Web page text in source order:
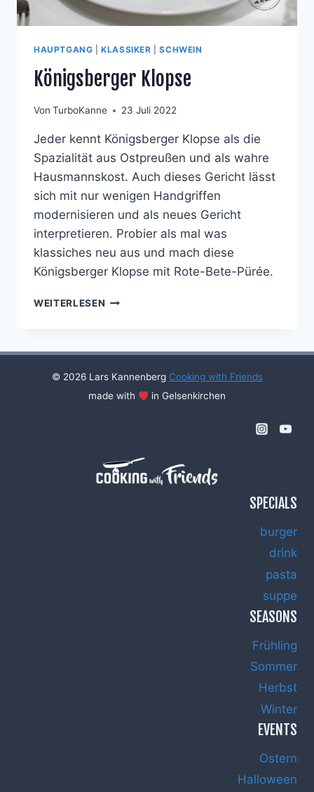
HAUPTGANG |KLASSIKER |SCHWEIN
Königsberger Klopse
Von TurboKanne 23 Juli 2022
Jeder kennt Königsberger Klopse als die
Spazialität aus Ostpreußen und als wahre
Hausmannskost. Auch dieses Gericht lässt
sich mit nur wenigen Handgriffen
modernisieren und als neues Gericht
interpretieren. Probier als mal was
klassiches neu aus und mach diese
Königsberger Klopse mit Rote-Bete-Pürée.
WEITERLESEN KÖNIGSBERGER
© 2026 Lars Kannenberg Cooking with Friends
made with
in Gelsenkirchen
SPECIALS
burger
drink
pasta
suppe
SEASONS
Frühling
Sommer
Herbst
Winter
EVENTS
Ostern
Halloween